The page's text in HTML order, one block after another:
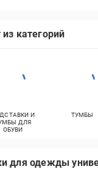
категорий
И
ДЛЯ
ОБУВИ
ТУМБЫ
для одежды